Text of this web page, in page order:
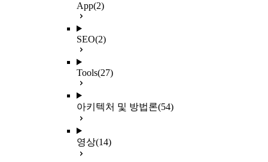
App(2)
SEO(2)
Tools(27)
아키텍처 및 방법론(54)
영상(14)